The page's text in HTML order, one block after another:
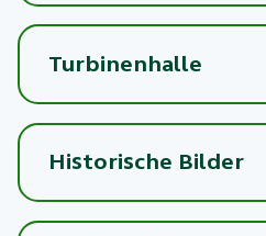
Turbinenhalle
Historische Bilder